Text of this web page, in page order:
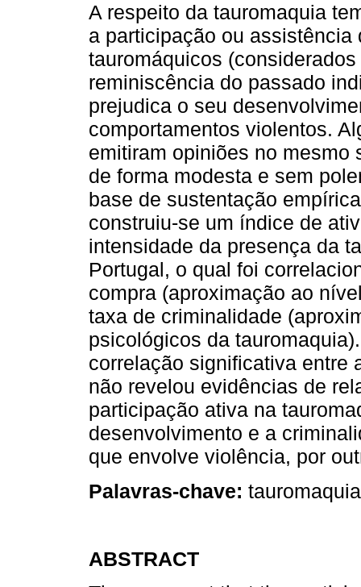
A respeito da tauromaquia
a participação ou
tauromáquicos
reminiscência do passado
prejudica o seu
comportamentos violentos.
emitiram opiniões no mesmo
de forma modesta e sem
base de sustentação
construiu-se um índice de
intensidade da presença da
Portugal, o qual foi
compra (aproximação ao
taxa de criminalidade
psicológicos da
correlação significativa entre
não revelou evidências de
participação ativa na
desenvolvimento e a
que envolve violência, por
Palavras-chave:
ABSTRACT